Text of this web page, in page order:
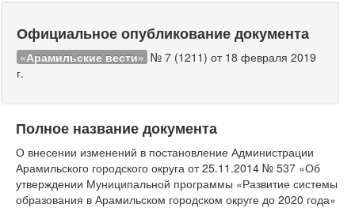
Официальное опубликование документа
«Арамильские вести» № 7 (1211) от 18 февраля 2019
г.
Полное название документа
О внесении изменений в постановление Администрации
Арамильского городского округа от 25.11.2014 № 537 «Об
утверждении Муниципальной программы «Развитие системы
образования в Арамильском городском округе до 2020 года»